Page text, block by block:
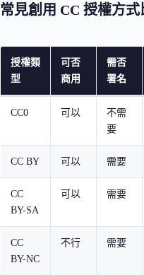
常見創用 CC 授權方式
授權類
型
可否
商用
需否
署名
CC0 可以
不需
要
CC BY 可以 需要
CC
BY-SA
可以 需要
CC
BY-NC
不行 需要